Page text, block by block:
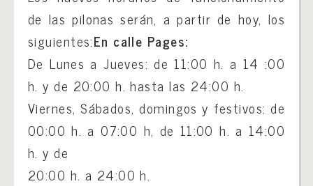
de las pilonas serán, a partir de hoy, los
siguientes:En calle Pages:
De Lunes a Jueves: de 11:00 h. a 14 :00
h. y de 20:00 h. hasta las 24:00 h.
Viernes, Sábados, domingos y festivos: de
00:00 h. a 07:00 h, de 11:00 h. a 14:00
h. y de
20:00 h. a 24:00 h.